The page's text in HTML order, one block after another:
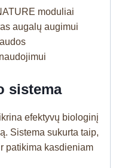
moduliai
augalų augimui
sistema
efektyvų biologinį
Sistema sukurta taip,
patikima kasdieniam